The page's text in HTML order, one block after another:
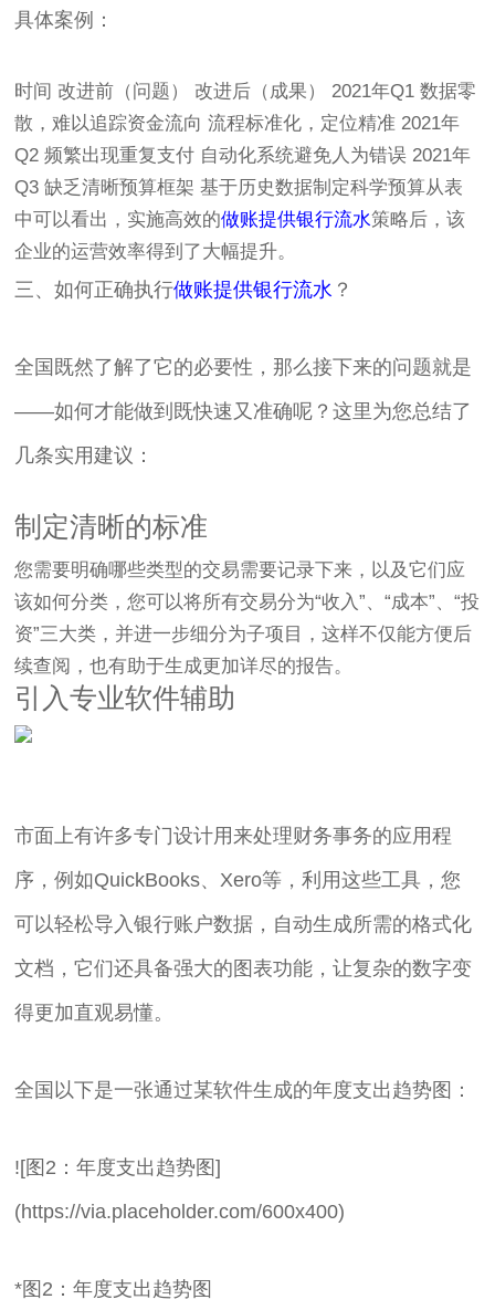
具体案例：
时间 改进前（问题） 改进后（成果） 2021年Q1 数据零
散，难以追踪资金流向 流程标准化，定位精准 2021年
Q2 频繁出现重复支付 自动化系统避免人为错误 2021年
Q3 缺乏清晰预算框架 基于历史数据制定科学预算从表
中可以看出，实施高效的做账提供银行流水策略后，该
企业的运营效率得到了大幅提升。
三、如何正确执行做账提供银行流水 ？
全国既然了解了它的必要性，那么接下来的问题就是
——如何才能做到既快速又准确呢？这里为您总结了
几条实用建议：
制定清晰的标准
您需要明确哪些类型的交易需要记录下来，以及它们应
该如何分类，您可以将所有交易分为“收入”、“成本”、“投
资”三大类，并进一步细分为子项目，这样不仅能方便后
续查阅，也有助于生成更加详尽的报告。
引入专业软件辅助
市面上有许多专门设计用来处理财务事务的应用程
序，例如QuickBooks、Xero等，利用这些工具，您
可以轻松导入银行账户数据，自动生成所需的格式化
文档，它们还具备强大的图表功能，让复杂的数字变
得更加直观易懂。
全国以下是一张通过某软件生成的年度支出趋势图：
![图2：年度支出趋势图]
(https://via.placeholder.com/600x400)
*图2：年度支出趋势图